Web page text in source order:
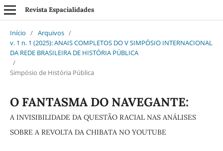
Revista Espacialidades
Início / Arquivos /
v. 1 n. 1 (2025): ANAIS COMPLETOS DO V SIMPÓSIO INTERNACIONAL
DA REDE BRASILEIRA DE HISTÓRIA PÚBLICA
/
Simpósio de História Pública
O FANTASMA DO NAVEGANTE:
A INVISIBILIDADE DA QUESTÃO RACIAL NAS ANÁLISES
SOBRE A REVOLTA DA CHIBATA NO YOUTUBE